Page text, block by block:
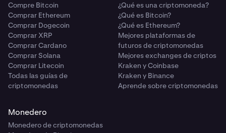
Compre Bitcoin
Comprar Ethereum
Comprar Dogecoin
Comprar XRP
Comprar Cardano
Comprar Solana
Comprar Litecoin
Todas las guías de
criptomonedas
¿Qué es una criptomoneda?
¿Qué es Bitcoin?
¿Qué es Ethereum?
Mejores plataformas de
futuros de criptomonedas
Mejores exchanges de criptos
Kraken y Coinbase
Kraken y Binance
Aprende sobre criptomonedas
Monedero
Monedero de criptomonedas